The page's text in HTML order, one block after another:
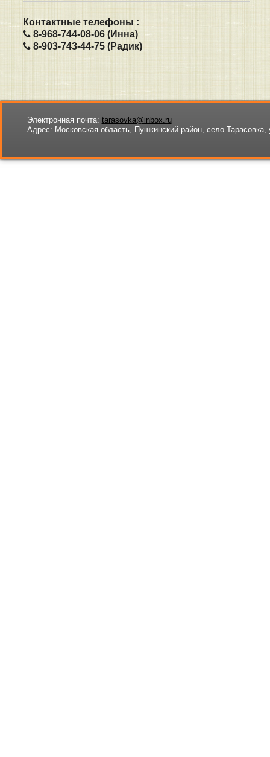
Контактные телефоны :
8-968-744-08-06 (Инна)
8-903-743-44-75 (Радик)
Электронная почта: tarasovka@inbox.ru
Адрес: Московская область, Пушкинский район, село